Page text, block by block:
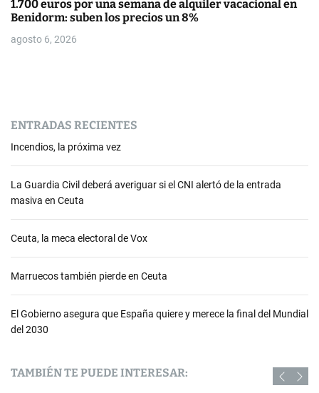
1.700 euros por una semana de alquiler vacacional en
Benidorm: suben los precios un 8%
agosto 6, 2026
ENTRADAS RECIENTES
Incendios, la próxima vez
La Guardia Civil deberá averiguar si el CNI alertó de la entrada
masiva en Ceuta
Ceuta, la meca electoral de Vox
Marruecos también pierde en Ceuta
El Gobierno asegura que España quiere y merece la final del Mundial
del 2030
TAMBIÉN TE PUEDE INTERESAR: